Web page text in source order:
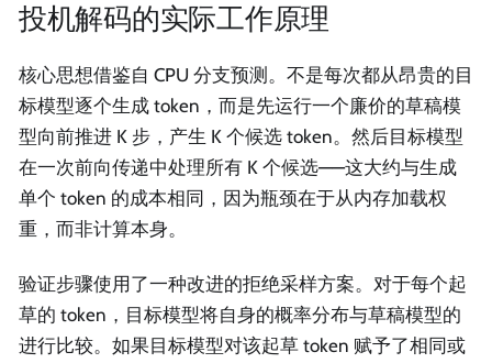
投机解码的实际工作原理
核心思想借鉴自 CPU 分支预测。不是每次都从昂贵的目
标模型逐个生成 token，而是先运行一个廉价的草稿模
型向前推进 K 步，产生 K 个候选 token。然后目标模型
在一次前向传递中处理所有 K 个候选——这大约与生成
单个 token 的成本相同，因为瓶颈在于从内存加载权
重，而非计算本身。
验证步骤使用了一种改进的拒绝采样方案。对于每个起
草的 token，目标模型将自身的概率分布与草稿模型的
进行比较。如果目标模型对该起草 token 赋予了相同或